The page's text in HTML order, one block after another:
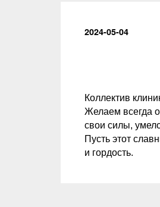
2024-05-04
Коллектив
Желаем всегда
свои силы,
Пусть этот
и гордость.